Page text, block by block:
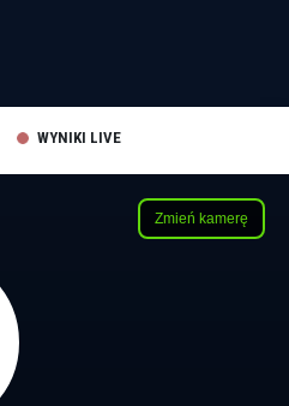
WYNIKI LIVE
Zmień kamerę